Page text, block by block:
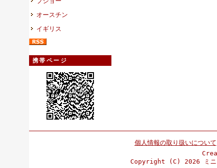
オースチン
イギリス
携帯ページ
個人情報の取り扱いについて
Copyright (C) 2026 ミ